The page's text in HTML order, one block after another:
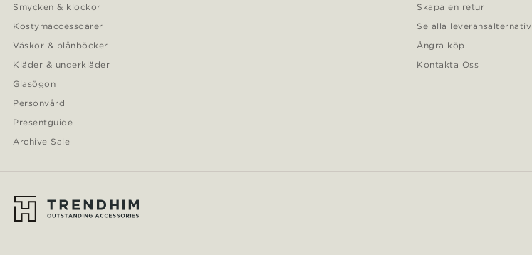
Smycken & klockor
Kostymaccessoarer
Väskor & plånböcker
Kläder & underkläder
Glasögon
Personvård
Presentguide
Archive Sale
Skapa en retur
Se alla leveransalternativ
Ångra köp
Kontakta Oss